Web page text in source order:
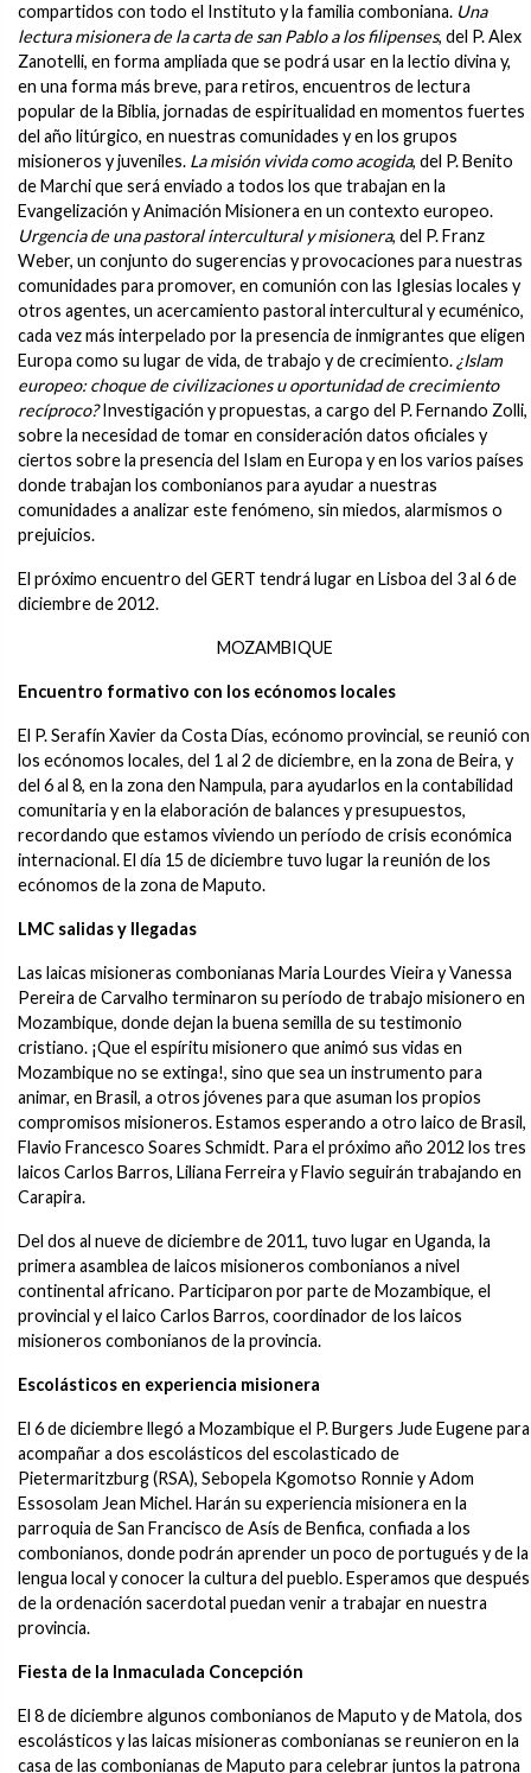
compartidos con todo el Instituto y la familia comboniana. Una
lectura misionera de la carta de san Pablo a los filipenses, del P. Alex
Zanotelli, en forma ampliada que se podrá usar en la lectio divina y,
en una forma más breve, para retiros, encuentros de lectura
popular de la Biblia, jornadas de espiritualidad en momentos fuertes
del año litúrgico, en nuestras comunidades y en los grupos
misioneros y juveniles. La misión vivida como acogida, del P. Benito
de Marchi que será enviado a todos los que trabajan en la
Evangelización y Animación Misionera en un contexto europeo.
Urgencia de una pastoral intercultural y misionera, del P. Franz
Weber, un conjunto do sugerencias y provocaciones para nuestras
comunidades para promover, en comunión con las Iglesias locales y
otros agentes, un acercamiento pastoral intercultural y ecuménico,
cada vez más interpelado por la presencia de inmigrantes que eligen
Europa como su lugar de vida, de trabajo y de crecimiento. ¿Islam
europeo: choque de civilizaciones u oportunidad de crecimiento
recíproco?Investigación y propuestas, a cargo del P. Fernando Zolli,
sobre la necesidad de tomar en consideración datos oficiales y
ciertos sobre la presencia del Islam en Europa y en los varios países
donde trabajan los combonianos para ayudar a nuestras
comunidades a analizar este fenómeno, sin miedos, alarmismos o
prejuicios.
El próximo encuentro del GERT tendrá lugar en Lisboa del 3 al 6 de
diciembre de 2012.
MOZAMBIQUE
Encuentro formativo con los ecónomos locales
El P. Serafín Xavier da Costa Días, ecónomo provincial, se reunió con
los ecónomos locales, del 1 al 2 de diciembre, en la zona de Beira, y
del 6 al 8, en la zona den Nampula, para ayudarlos en la contabilidad
comunitaria y en la elaboración de balances y presupuestos,
recordando que estamos viviendo un período de crisis económica
internacional. El día 15 de diciembre tuvo lugar la reunión de los
ecónomos de la zona de Maputo.
LMC salidas y llegadas
Las laicas misioneras combonianas Maria Lourdes Vieira y Vanessa
Pereira de Carvalho terminaron su período de trabajo misionero en
Mozambique, donde dejan la buena semilla de su testimonio
cristiano. ¡Que el espíritu misionero que animó sus vidas en
Mozambique no se extinga!, sino que sea un instrumento para
animar, en Brasil, a otros jóvenes para que asuman los propios
compromisos misioneros. Estamos esperando a otro laico de Brasil,
Flavio Francesco Soares Schmidt. Para el próximo año 2012 los tres
laicos Carlos Barros, Liliana Ferreira y Flavio seguirán trabajando en
Carapira.
Del dos al nueve de diciembre de 2011, tuvo lugar en Uganda, la
primera asamblea de laicos misioneros combonianos a nivel
continental africano. Participaron por parte de Mozambique, el
provincial y el laico Carlos Barros, coordinador de los laicos
misioneros combonianos de la provincia.
Escolásticos en experiencia misionera
El 6 de diciembre llegó a Mozambique el P. Burgers Jude Eugene para
acompañar a dos escolásticos del escolasticado de
Pietermaritzburg (RSA), Sebopela Kgomotso Ronnie y Adom
Essosolam Jean Michel. Harán su experiencia misionera en la
parroquia de San Francisco de Asís de Benfica, confiada a los
combonianos, donde podrán aprender un poco de portugués y de la
lengua local y conocer la cultura del pueblo. Esperamos que después
de la ordenación sacerdotal puedan venir a trabajar en nuestra
provincia.
Fiesta de la Inmaculada Concepción
El 8 de diciembre algunos combonianos de Maputo y de Matola, dos
escolásticos y las laicas misioneras combonianas se reunieron en la
casa de las combonianas de Maputo para celebrar juntos la patrona